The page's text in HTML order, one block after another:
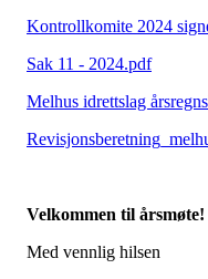
Kontrollkomite 2024
Sak 11 - 2024.pdf
Melhus idrettslag
Velkommen til årsmøte!
Med vennlig hilsen